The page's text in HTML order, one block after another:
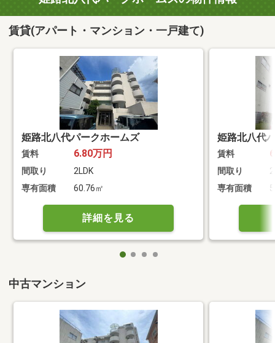
賃貸(アパート・マンション・一戸建て)
姫路北八代パークホームズ
賃料 6.80万円
間取り
2LDK
専有面積
60.76㎡
詳細を見る
姫路北八代
賃料
間取り
専有面積
中古マンション